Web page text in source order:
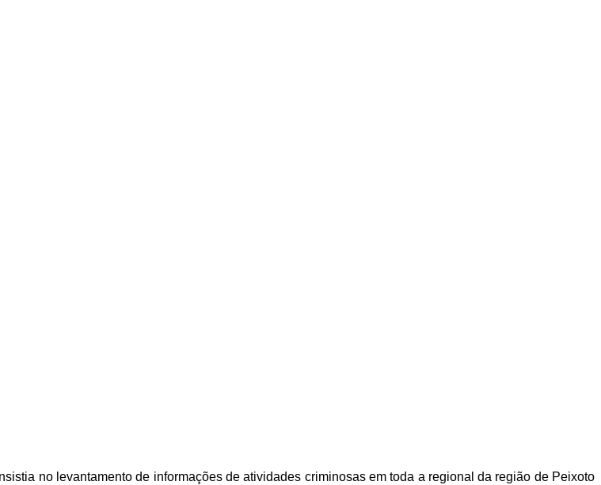
no levantamento de informações de atividades criminosas em toda a regional da região de Peixoto